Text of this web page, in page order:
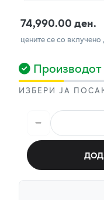
74,990.00 ден.
цените се со
ИЗБЕРИ ЈА